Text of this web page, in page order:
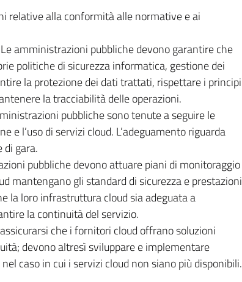
relative alla conformità alle normative e ai
Le amministrazioni pubbliche devono garantire che
politiche di sicurezza informatica, gestione dei
la protezione dei dati trattati, rispettare i principi
la tracciabilità delle operazioni.
pubbliche sono tenute a seguire le
e l’uso di servizi cloud. L’adeguamento riguarda
di gara.
pubbliche devono attuare piani di monitoraggio
mantengano gli standard di sicurezza e prestazioni
la loro infrastruttura cloud sia adeguata a
la continuità del servizio.
che i fornitori cloud offrano soluzioni
devono altresì sviluppare e implementare
caso in cui i servizi cloud non siano più disponibili.